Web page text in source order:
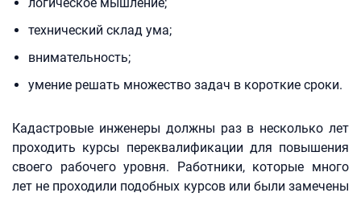
технический склад ума;
внимательность;
умение решать множество задач в короткие сроки.
Кадастровые инженеры должны раз в несколько лет
проходить курсы переквалификации для повышения
своего рабочего уровня. Работники, которые много
лет не проходили подобных курсов или были замечены